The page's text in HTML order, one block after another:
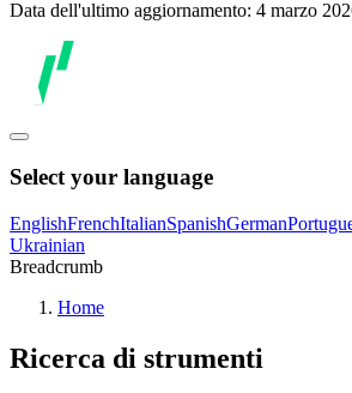
Data dell'ultimo aggiornamento: 4 marzo
Select your language
EnglishFrenchItalianSpanishGerman
Ukrainian
Breadcrumb
Home
Ricerca di strumenti